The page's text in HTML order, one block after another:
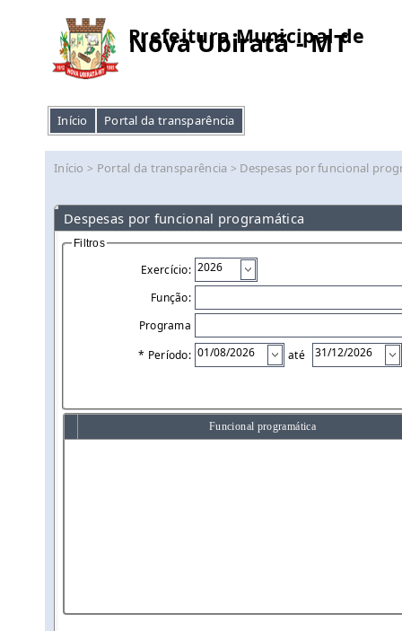
Prefeitura Municipal de
Nova Ubiratã - MT
Início Portal da transparência
Início > Portal da transparência > Despesas por funcional
Despesas por funcional programática
Filtros
Exercício:
Função:
Programa
* Período:
até
Funcional programática